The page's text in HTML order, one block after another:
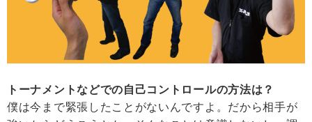
トーナメントなどでの自己コントロールの方法は？
僕は今まで緊張したことがないんですよ。だから相手が